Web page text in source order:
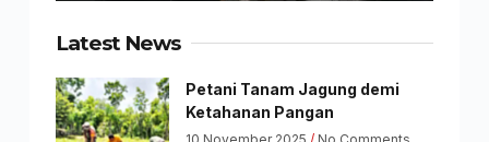
Latest News
Petani Tanam Jagung demi
Ketahanan Pangan